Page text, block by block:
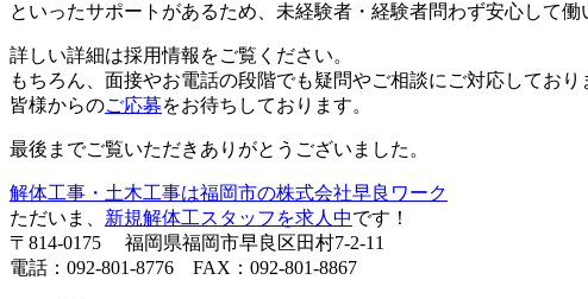
といったサポートがあるため、未経験者・経験者問わず安心して働
詳しい詳細は採用情報をご覧ください。
もちろん、面接やお電話の段階でも疑問やご相談にご対応しており
皆様からのご応募をお待ちしております。
最後までご覧いただきありがとうございました。
解体工事・土木工事は福岡市の株式会社早良ワーク
ただいま、 新規解体工スタッフを求人中です！
〒814-0175 福岡県福岡市早良区田村7-2-11
電話：092-801-8776 FAX：092-801-8867